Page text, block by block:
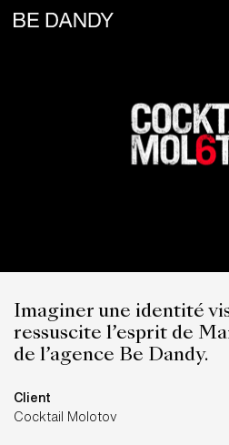
Imaginer une identité
ressuscite l’esprit de
de l’agence Be Dandy.
Client
Cocktail Molotov